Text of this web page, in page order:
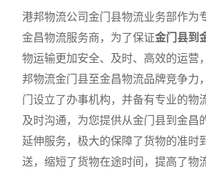
港邦物流公司金门县物流业务部作为
金昌物流服务商，为了保证金门县到
物运输更加安全、及时、高效的运营
邦物流金门县至金昌物流品牌竞争力
门设立了办事机构，并备有专业的物
及时沟通，为您提供从金门县到金昌
延伸服务，极大的保障了货物的准时
送，缩短了货物在途时间，提高了物